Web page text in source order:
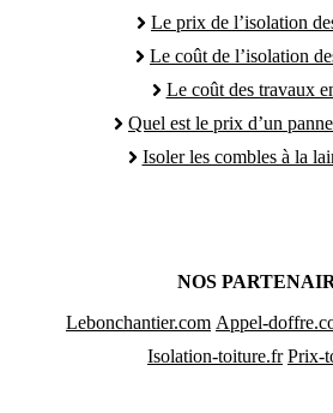
Le prix de l’isolation
Le coût de l’isolation
Le coût des travaux
Quel est le prix d’un
Isoler les combles à la
NOS
Lebonchantier.com Appel-
Isolation-toiture.fr Prix-